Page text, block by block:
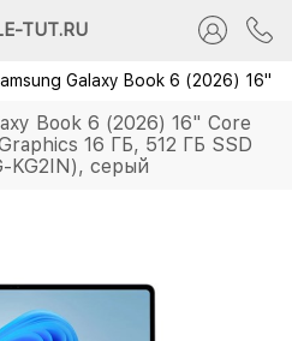
TUT.RU
Galaxy Book 6 (2026) 16"
Book 6 (2026) 16" Core
16 ГБ, 512 ГБ SSD
KG2IN), серый
Новинка
Русская раскладка